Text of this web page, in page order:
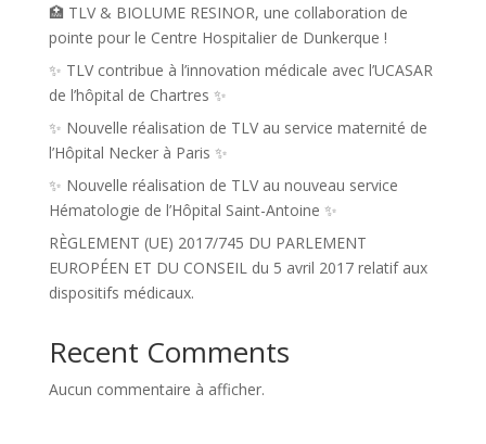
🏥 TLV & BIOLUME RESINOR, une collaboration de
pointe pour le Centre Hospitalier de Dunkerque !
✨ TLV contribue à l’innovation médicale avec l’UCASAR
de l’hôpital de Chartres ✨
✨ Nouvelle réalisation de TLV au service maternité de
l’Hôpital Necker à Paris ✨
✨ Nouvelle réalisation de TLV au nouveau service
Hématologie de l’Hôpital Saint-Antoine ✨
RÈGLEMENT (UE) 2017/745 DU PARLEMENT
EUROPÉEN ET DU CONSEIL du 5 avril 2017 relatif aux
dispositifs médicaux.
Recent Comments
Aucun commentaire à afficher.